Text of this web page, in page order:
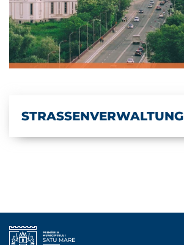
STRASSENVERWALTUNG